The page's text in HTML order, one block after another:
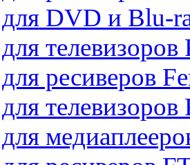
DVD и Blu-
телевизоров
ресиверов